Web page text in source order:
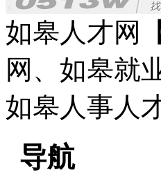
如皋人才网
网、如皋就
如皋人事人
导航